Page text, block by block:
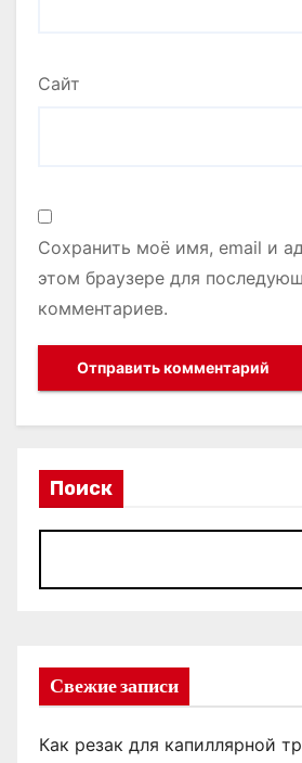
Сайт
Сохранить моё имя, email и
этом браузере для
комментариев.
Поиск
Свежие записи
Как резак для капиллярной